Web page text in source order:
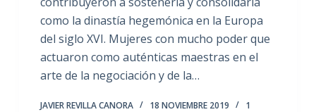
como la dinastía hegemónica en la Europa
del siglo XVI. Mujeres con mucho poder que
actuaron como auténticas maestras en el
arte de la negociación y de la…
JAVIER REVILLA CANORA 18 NOVIEMBRE 2019
1